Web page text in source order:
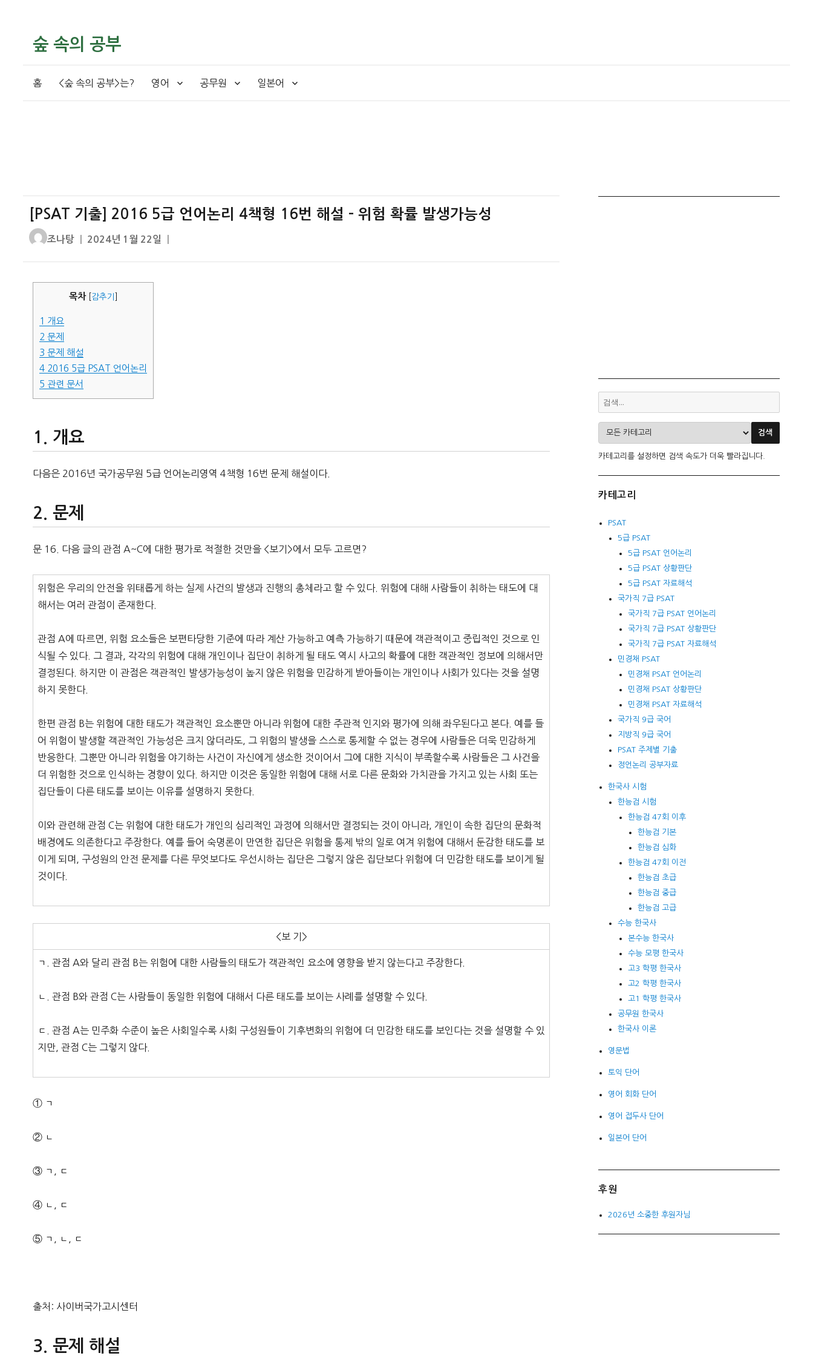
숲 속의 공부
홈 <숲 속의 공부>는? 영어 공무원 일본어
[PSAT 기출] 2016 5급 언어논리 4책형 16번 해설 – 위험 확률 발생가능성
글
조나탕
작
자
2024년 1월 22일
목차 감추기
1 개요
2 문제
3 문제 해설
4 2016 5급 PSAT 언어논리
5 관련 문서
개요
다음은 2016년 국가공무원 5급 언어논리영역 4책형 16번 문제 해설이다.
문제
문 16. 다음 글의 관점 A~C에 대한 평가로 적절한 것만을 <보기>에서 모두 고르면?
위험은 우리의 안전을 위태롭게 하는 실제 사건의 발생과 진행의 총체라고 할 수 있다. 위험에 대해 사람들이 취하는 태도에 대
해서는 여러 관점이 존재한다.
관점 A에 따르면, 위험 요소들은 보편타당한 기준에 따라 계산 가능하고 예측 가능하기 때문에 객관적이고 중립적인 것으로 인
식될 수 있다. 그 결과, 각각의 위험에 대해 개인이나 집단이 취하게 될 태도 역시 사고의 확률에 대한 객관적인 정보에 의해서만
결정된다. 하지만 이 관점은 객관적인 발생가능성이 높지 않은 위험을 민감하게 받아들이는 개인이나 사회가 있다는 것을 설명
하지 못한다.
한편 관점 B는 위험에 대한 태도가 객관적인 요소뿐만 아니라 위험에 대한 주관적 인지와 평가에 의해 좌우된다고 본다. 예를 들
어 위험이 발생할 객관적인 가능성은 크지 않더라도, 그 위험의 발생을 스스로 통제할 수 없는 경우에 사람들은 더욱 민감하게
반응한다. 그뿐만 아니라 위험을 야기하는 사건이 자신에게 생소한 것이어서 그에 대한 지식이 부족할수록 사람들은 그 사건을
더 위험한 것으로 인식하는 경향이 있다. 하지만 이것은 동일한 위험에 대해 서로 다른 문화와 가치관을 가지고 있는 사회 또는
집단들이 다른 태도를 보이는 이유를 설명하지 못한다.
이와 관련해 관점 C는 위험에 대한 태도가 개인의 심리적인 과정에 의해서만 결정되는 것이 아니라, 개인이 속한 집단의 문화적
배경에도 의존한다고 주장한다. 예를 들어 숙명론이 만연한 집단은 위험을 통제 밖의 일로 여겨 위험에 대해서 둔감한 태도를 보
이게 되며, 구성원의 안전 문제를 다른 무엇보다도 우선시하는 집단은 그렇지 않은 집단보다 위험에 더 민감한 태도를 보이게 될
것이다.
<보 기>
ㄱ. 관점 A와 달리 관점 B는 위험에 대한 사람들의 태도가 객관적인 요소에 영향을 받지 않는다고 주장한다.
ㄴ. 관점 B와 관점 C는 사람들이 동일한 위험에 대해서 다른 태도를 보이는 사례를 설명할 수 있다.
ㄷ. 관점 A는 민주화 수준이 높은 사회일수록 사회 구성원들이 기후변화의 위험에 더 민감한 태도를 보인다는 것을 설명할 수 있
지만, 관점 C는 그렇지 않다.
① ㄱ
② ㄴ
③ ㄱ, ㄷ
④ ㄴ, ㄷ
⑤ ㄱ, ㄴ, ㄷ
출처: 사이버국가고시센터
문제 해설
카테고리를 설정하면 검색 속도가 더욱 빨라집니다.
카테고리
PSAT
5급 PSAT
5급 PSAT 언어논리
5급 PSAT 상황판단
5급 PSAT 자료해석
국가직 7급 PSAT
국가직 7급 PSAT 언어논리
국가직 7급 PSAT 상황판단
국가직 7급 PSAT 자료해석
민경채 PSAT
민경채 PSAT 언어논리
민경채 PSAT 상황판단
민경채 PSAT 자료해석
국가직 9급 국어
지방직 9급 국어
PSAT 주제별 기출
정언논리 공부자료
한국사 시험
한능검 시험
한능검 47회 이후
한능검 기본
한능검 심화
한능검 47회 이전
한능검 초급
한능검 중급
한능검 고급
수능 한국사
본수능 한국사
수능 모평 한국사
고3 학평 한국사
고2 학평 한국사
고1 학평 한국사
공무원 한국사
한국사 이론
영문법
토익 단어
영어 회화 단어
영어 접두사 단어
일본어 단어
후원
2026년 소중한 후원자님